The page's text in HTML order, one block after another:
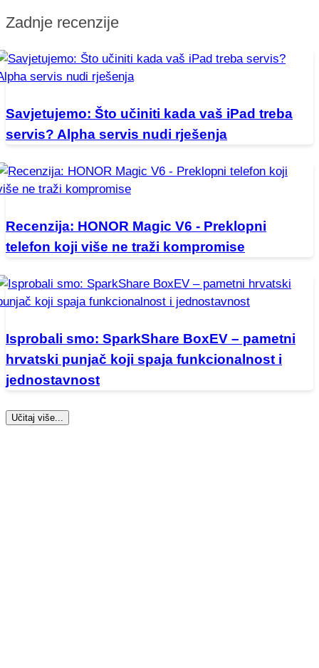
Zadnje recenzije
Savjetujemo: Što učiniti kada vaš iPad treba
servis? Alpha servis nudi rješenja
Recenzija: HONOR Magic V6 - Preklopni
telefon koji više ne traži kompromise
Isprobali smo: SparkShare BoxEV – pametni
hrvatski punjač koji spaja funkcionalnost i
jednostavnost
Učitaj više...